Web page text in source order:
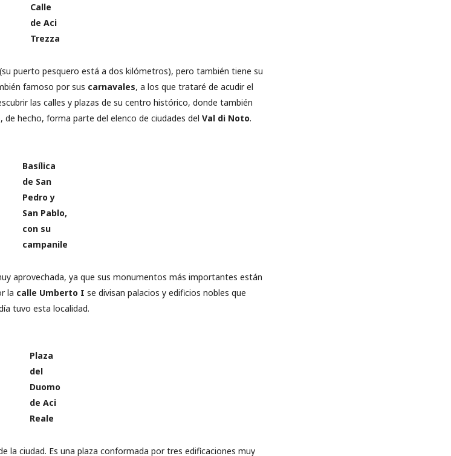
Calle
de Aci
Trezza
puerto pesquero está a dos kilómetros), pero también tiene su
famoso por sus carnavales, a los que trataré de acudir el
las calles y plazas de su centro histórico, donde también
hecho, forma parte del elenco de ciudades del Val di Noto.
Basílica
de San
Pedro y
San Pablo,
con su
campanile
aprovechada, ya que sus monumentos más importantes están
la calle Umberto I se divisan palacios y edificios nobles que
tuvo esta localidad.
Plaza
del
Duomo
de Aci
Reale
la ciudad. Es una plaza conformada por tres edificaciones muy